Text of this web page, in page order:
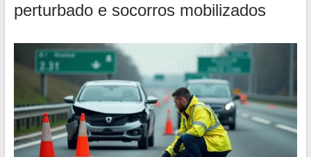
perturbado e socorros mobilizados